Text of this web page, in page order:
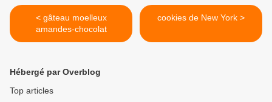
< gâteau moelleux
amandes-chocolat
cookies de New York >
Hébergé par Overblog
Top articles